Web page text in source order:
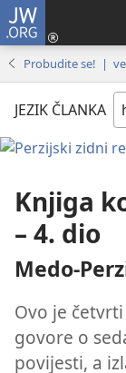
JW.ORG
Probudite se! |
JEZIK ČLANKA
Knjiga
– 4. dio
Medo-
Ovo je
govore o
povijesti, a